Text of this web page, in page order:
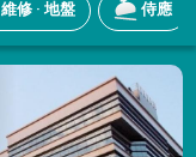
維修 · 地盤 侍應